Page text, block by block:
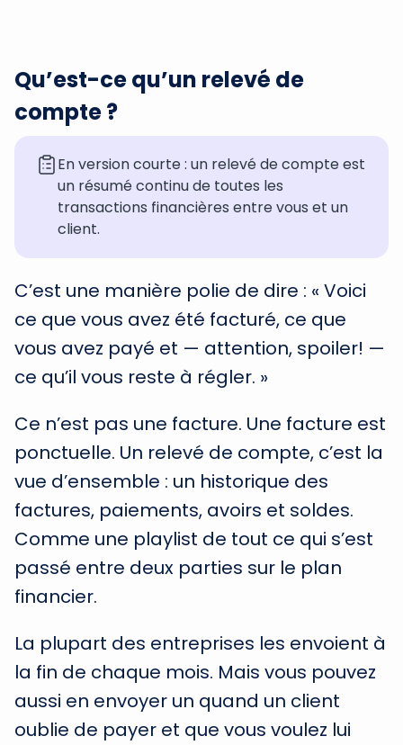
Qu’est-ce qu’un relevé de
compte ?
En version courte : un relevé de compte est
un résumé continu de toutes les
transactions financières entre vous et un
client.
C’est une manière polie de dire : « Voici
ce que vous avez été facturé, ce que
vous avez payé et — attention, spoiler! —
ce qu’il vous reste à régler. »
Ce n’est pas une facture. Une facture est
ponctuelle. Un relevé de compte, c’est la
vue d’ensemble : un historique des
factures, paiements, avoirs et soldes.
Comme une playlist de tout ce qui s’est
passé entre deux parties sur le plan
financier.
La plupart des entreprises les envoient à
la fin de chaque mois. Mais vous pouvez
aussi en envoyer un quand un client
oublie de payer et que vous voulez lui